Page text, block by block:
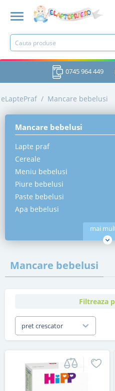
0745 964 449
eLaptePraf / Mancare bebelusi
Mancare bebelusi
Lapte praf
Cereale
Meniu bebelusi
Piure bebelusi
Paste bebelusi
Apa bebelusi
mai
Mancare bebelusi
Filtreaza
pret crescator